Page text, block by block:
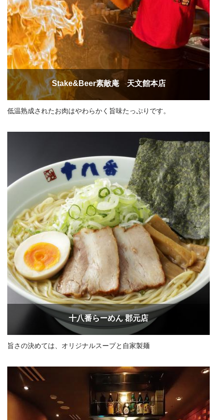
Stake&Beer素敵庵 天文館本店
低温熟成されたお肉はやわらかく旨味たっぷりです。
十八番らーめん 郡元店
旨さの決めては、オリジナルスープと自家製麺